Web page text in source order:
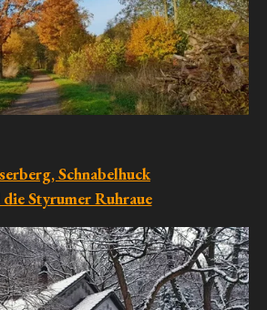
Schnabelhuck
die Styrumer Ruhraue